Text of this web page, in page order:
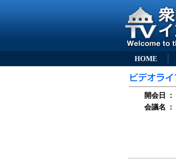
HOME
開会日 ：
会議名
：